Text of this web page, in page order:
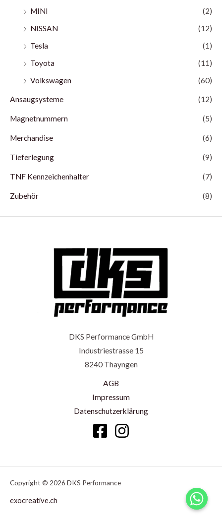
MINI
(2)
NISSAN
(12)
Tesla
(1)
Toyota
(11)
Volkswagen
(60)
Ansaugsysteme (12)
Magnetnummern (5)
Merchandise (6)
Tieferlegung (9)
TNF Kennzeichenhalter (7)
Zubehör (8)
DKS Performance GmbH
Industriestrasse 15
8240 Thayngen
AGB
Impressum
Datenschutzerklärung
Copyright © 2026 DKS Performance
exocreative.ch